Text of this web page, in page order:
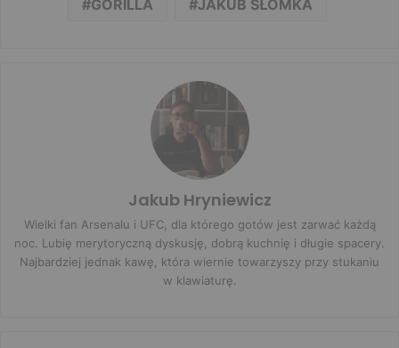
GORILLA JAKUB SŁOMKA
Jakub Hryniewicz
Wielki fan Arsenalu i UFC, dla którego gotów jest zarwać każdą
noc. Lubię merytoryczną dyskusję, dobrą kuchnię i długie spacery.
Najbardziej jednak kawę, która wiernie towarzyszy przy stukaniu
w klawiaturę.